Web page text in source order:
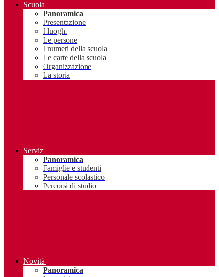
Scuola
Panoramica
Presentazione
I luoghi
Le persone
I numeri della scuola
Le carte della scuola
Organizzazione
La storia
Servizi
Panoramica
Famiglie e studenti
Personale scolastico
Percorsi di studio
Novità
Panoramica